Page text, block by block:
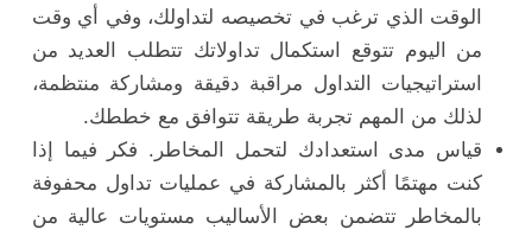
الوقت الذي ترغب في تخصيصه لتداولك، وفي أي وقت
من اليوم تتوقع استكمال تداولاتك تتطلب العديد من
استراتيجيات التداول مراقبة دقيقة ومشاركة منتظمة،
لذلك من المهم تجربة طريقة تتوافق مع خططك.
قياس مدى استعدادك لتحمل المخاطر. فكر فيما إذا
كنت مهتمًا أكثر بالمشاركة في عمليات تداول محفوفة
بالمخاطر تتضمن بعض الأساليب مستويات عالية من